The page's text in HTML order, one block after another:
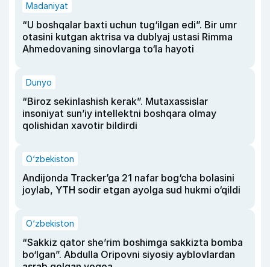
Madaniyat
“U boshqalar baxti uchun tug‘ilgan edi”. Bir umr
otasini kutgan aktrisa va dublyaj ustasi Rimma
Ahmedovaning sinovlarga to‘la hayoti
Dunyo
“Biroz sekinlashish kerak”. Mutaxassislar
insoniyat sun’iy intellektni boshqara olmay
qolishidan xavotir bildirdi
O‘zbekiston
Andijonda Tracker’ga 21 nafar bog‘cha bolasini
joylab, YTH sodir etgan ayolga sud hukmi o‘qildi
O‘zbekiston
“Sakkiz qator she’rim boshimga sakkizta bomba
bo‘lgan”. Abdulla Oripovni siyosiy ayblovlardan